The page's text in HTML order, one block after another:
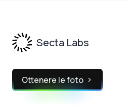
Secta Labs
Ottenere le foto